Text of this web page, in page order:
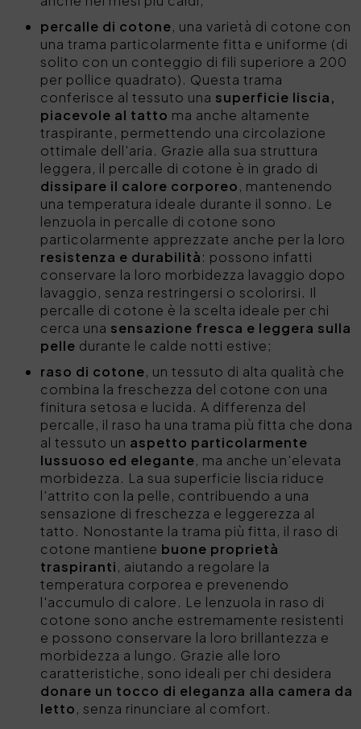
percalle di cotone, una varietà di cotone con
una trama particolarmente fitta e uniforme (di
solito con un conteggio di fili superiore a 200
per pollice quadrato). Questa trama
conferisce al tessuto una superficie liscia,
piacevole al tatto ma anche altamente
traspirante, permettendo una circolazione
ottimale dell'aria. Grazie alla sua struttura
leggera, il percalle di cotone è in grado di
dissipare il calore corporeo, mantenendo
una temperatura ideale durante il sonno. Le
lenzuola in percalle di cotone sono
particolarmente apprezzate anche per la loro
resistenza e durabilità: possono infatti
conservare la loro morbidezza lavaggio dopo
lavaggio, senza restringersi o scolorirsi. Il
percalle di cotone è la scelta ideale per chi
cerca una sensazione fresca e leggera sulla
pelle durante le calde notti estive;
raso di cotone, un tessuto di alta qualità che
combina la freschezza del cotone con una
finitura setosa e lucida. A differenza del
percalle, il raso ha una trama più fitta che dona
al tessuto un aspetto particolarmente
lussuoso ed elegante, ma anche un'elevata
morbidezza. La sua superficie liscia riduce
l'attrito con la pelle, contribuendo a una
sensazione di freschezza e leggerezza al
tatto. Nonostante la trama più fitta, il raso di
cotone mantiene buone proprietà
traspiranti, aiutando a regolare la
temperatura corporea e prevenendo
l'accumulo di calore. Le lenzuola in raso di
cotone sono anche estremamente resistenti
e possono conservare la loro brillantezza e
morbidezza a lungo. Grazie alle loro
caratteristiche, sono ideali per chi desidera
donare un tocco di eleganza alla camera da
letto, senza rinunciare al comfort.